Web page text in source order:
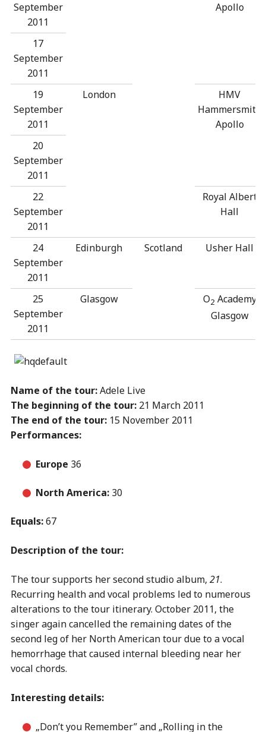
September
2011
Apollo
17
September
2011
19
September
2011
London
HMV
Hammersmith
Apollo
20
September
2011
22
September
2011
Royal Albert
Hall
24
September
2011
Edinburgh Scotland Usher Hall
25
September
2011
Glasgow O2 Academy
Glasgow
Name of the tour:Adele Live
The beginning of the tour:21 March 2011
The end of the tour:15 November 2011
Performances:
Europe 36
North America:30
Equals:67
Description of the tour:
The tour supports her second studio album, 21.
Recurring health and vocal problems led to numerous
alterations to the tour itinerary. October 2011, the
singer again cancelled the remaining dates of the
second leg of her North American tour due to a vocal
hemorrhage that caused internal bleeding near her
vocal chords.
Interesting details:
„Don’t you Remember” and „Rolling in the